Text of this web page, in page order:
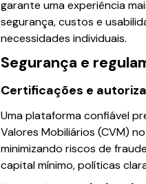
garante uma experiência
segurança, custos e
necessidades individuais.
Segurança e
Certificações e
Uma plataforma confiável
Valores Mobiliários (CVM)
minimizando riscos de
capital mínimo, políticas